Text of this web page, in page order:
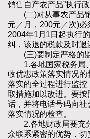
销售自产农产品”执行政
(二)对从事农产品销
元／月，200元／次)
2004年1月1日起执行
纠，该退的税款及时退
(三)要制定严格的
1.各地国家税务局、
收优惠政策落实情况
落实的全过程进行监
取措施加以改进。要
话，并将电话号码向
落实情况的检查。
2.各地财政局要充分
众联系紧密的优势，